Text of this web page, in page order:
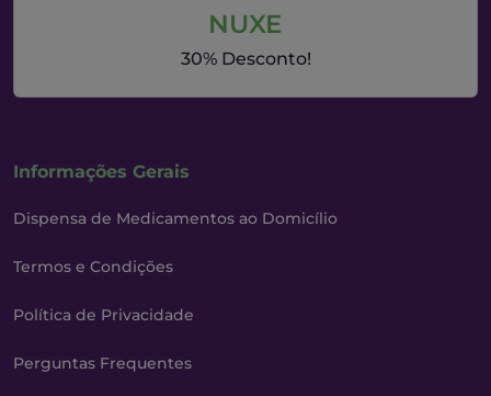
NUXE
30% Desconto!
Informações Gerais
Dispensa de Medicamentos ao Domicílio
Termos e Condições
Política de Privacidade
Perguntas Frequentes